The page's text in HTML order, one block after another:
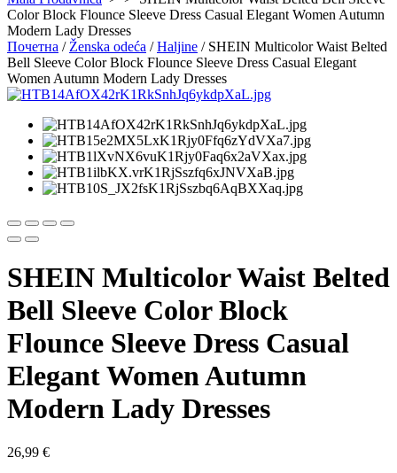
Color Block Flounce Sleeve Dress Casual Elegant Women Autumn
Modern Lady Dresses
Почетна / Ženska odeća /Haljine / SHEIN Multicolor Waist Belted
Bell Sleeve Color Block Flounce Sleeve Dress Casual Elegant
Women Autumn Modern Lady Dresses
SHEIN Multicolor Waist Belted
Bell Sleeve Color Block
Flounce Sleeve Dress Casual
Elegant Women Autumn
Modern Lady Dresses
26,99 €